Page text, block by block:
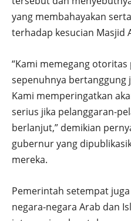
yang membahayakan
terhadap kesucian Masjid
“Kami memegang
sepenuhnya bertanggung
Kami memperingatkan
serius jika pelanggaran-
berlanjut,” demikian
gubernur yang
mereka.
Pemerintah setempat
negara-negara Arab dan